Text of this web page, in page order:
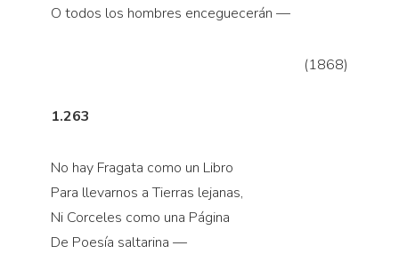
O todos los hombres enceguecerán —
(1868)
1.263
No hay Fragata como un Libro
Para llevarnos a Tierras lejanas,
Ni Corceles como una Página
De Poesía saltarina —